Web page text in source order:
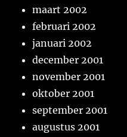
maart 2002
februari 2002
januari 2002
december 2001
november 2001
oktober 2001
september 2001
augustus 2001